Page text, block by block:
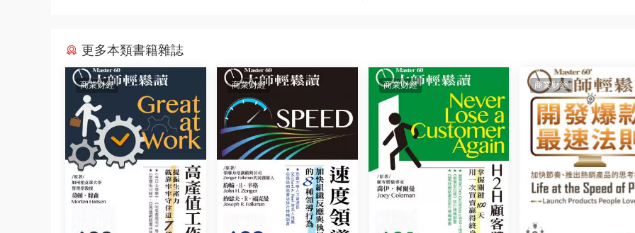
更多本類書籍雜誌
商業财經 商業财經 商業财經 商業财經